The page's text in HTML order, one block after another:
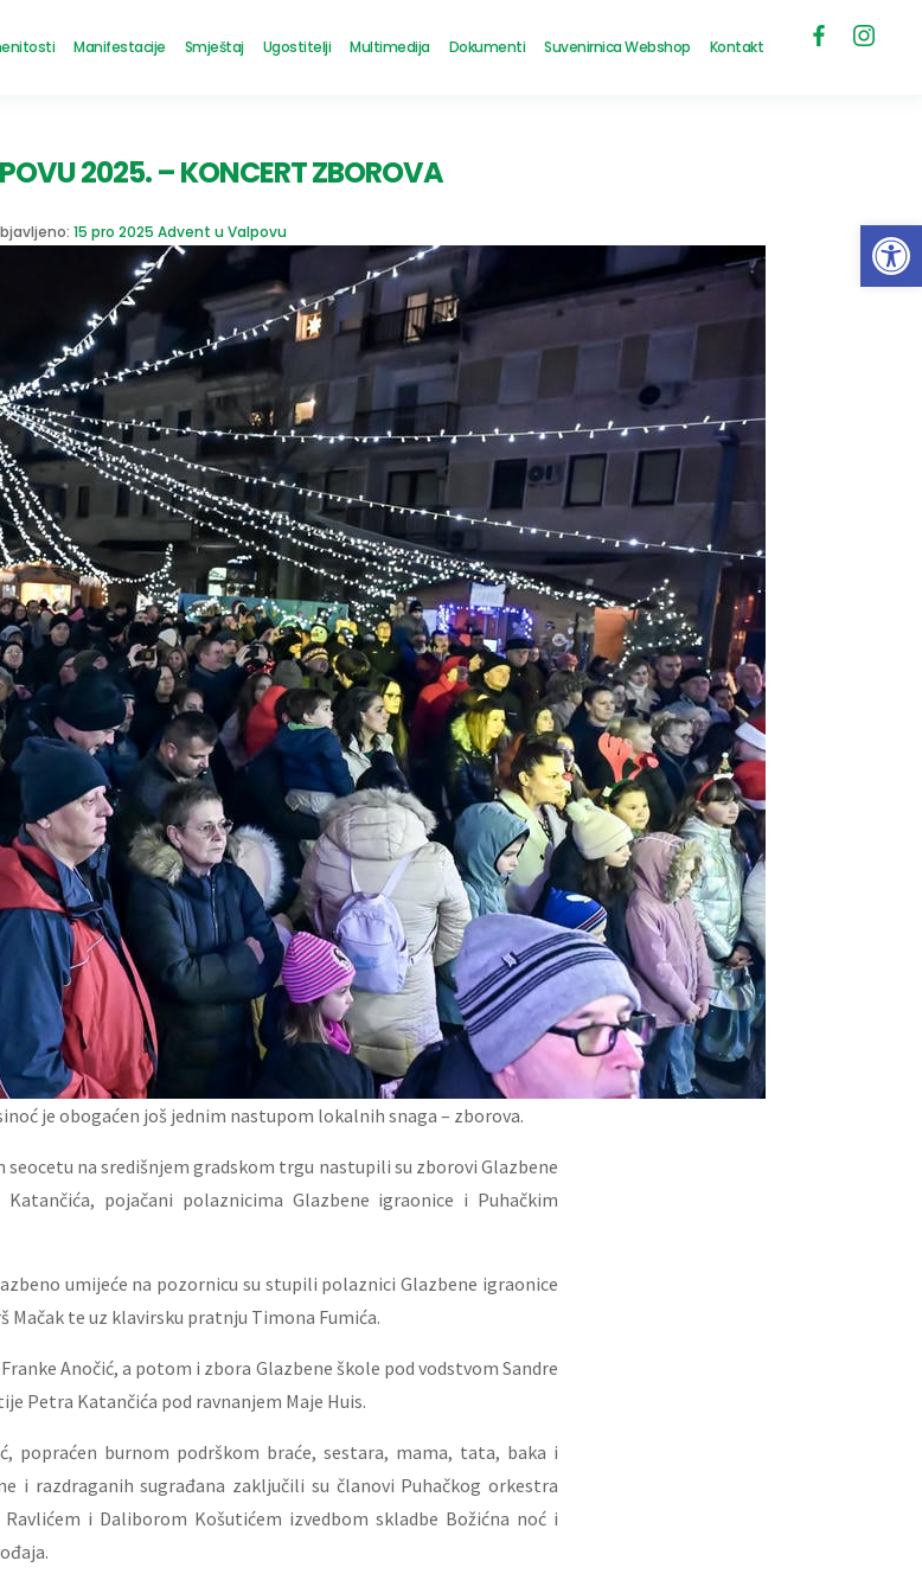
Manifestacije Smještaj Ugostitelji Multimedija Dokumenti Suvenirnica Webshop Kontakt
2025. – KONCERT ZBOROVA
15 pro 2025 Advent u Valpovu
je obogaćen još jednim nastupom lokalnih snaga – zborova.
na središnjem gradskom trgu nastupili su zborovi Glazbene
pojačani polaznicima Glazbene igraonice i Puhačkim
umijeće na pozornicu su stupili polaznici Glazbene igraonice
Mačak te uz klavirsku pratnju Timona Fumića.
Anočić, a potom i zbora Glazbene škole pod vodstvom Sandre
Petra Katančića pod ravnanjem Maje Huis.
popraćen burnom podrškom braće, sestara, mama, tata, baka i
i razdraganih sugrađana zaključili su članovi Puhačkog orkestra
i Daliborom Košutićem izvedbom skladbe Božićna noć i